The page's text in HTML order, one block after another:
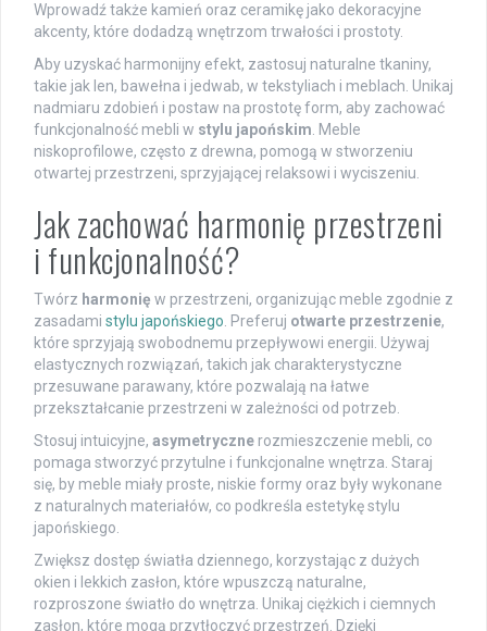
Wprowadź także kamień oraz ceramikę jako dekoracyjne
akcenty, które dodadzą wnętrzom trwałości i prostoty.
Aby uzyskać harmonijny efekt, zastosuj naturalne tkaniny,
takie jak len, bawełna i jedwab, w tekstyliach i meblach. Unikaj
nadmiaru zdobień i postaw na prostotę form, aby zachować
funkcjonalność mebli w stylu japońskim. Meble
niskoprofilowe, często z drewna, pomogą w stworzeniu
otwartej przestrzeni, sprzyjającej relaksowi i wyciszeniu.
Jak zachować harmonię przestrzeni
i funkcjonalność?
Twórz harmonię w przestrzeni, organizując meble zgodnie z
zasadami stylu japońskiego. Preferuj otwarte przestrzenie,
które sprzyjają swobodnemu przepływowi energii. Używaj
elastycznych rozwiązań, takich jak charakterystyczne
przesuwane parawany, które pozwalają na łatwe
przekształcanie przestrzeni w zależności od potrzeb.
Stosuj intuicyjne, asymetryczne rozmieszczenie mebli, co
pomaga stworzyć przytulne i funkcjonalne wnętrza. Staraj
się, by meble miały proste, niskie formy oraz były wykonane
z naturalnych materiałów, co podkreśla estetykę stylu
japońskiego.
Zwiększ dostęp światła dziennego, korzystając z dużych
okien i lekkich zasłon, które wpuszczą naturalne,
rozproszone światło do wnętrza. Unikaj ciężkich i ciemnych
zasłon, które mogą przytłoczyć przestrzeń. Dzięki